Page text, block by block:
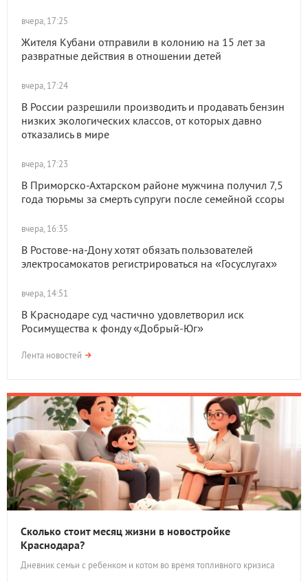
вчера, 17:25
Жителя Кубани отправили в колонию на 15 лет за
развратные действия в отношении детей
вчера, 17:24
В России разрешили производить и продавать бензин
низких экологических классов, от которых давно
отказались в мире
вчера, 17:23
В Приморско-Ахтарском районе мужчина получил 7,5
года тюрьмы за смерть супруги после семейной ссоры
вчера, 16:35
В Ростове-на-Дону хотят обязать пользователей
электросамокатов регистрироваться на «Госуслугах»
вчера, 14:51
В Краснодаре суд частично удовлетворил иск
Росимущества к фонду «Добрый-Юг»
Лента новостей
Сколько стоит месяц жизни в новостройке
Краснодара?
Дневник семьи с ребенком и котом во время топливного кризиса